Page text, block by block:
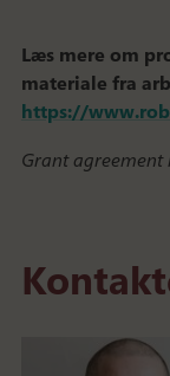
Læs mere om
materiale fra
https://
Grant agreement